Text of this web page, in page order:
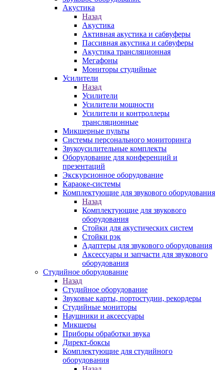
Акустика
Назад
Акустика
Активная акустика и сабвуферы
Пассивная акустика и сабвуферы
Акустика трансляционная
Мегафоны
Мониторы студийные
Усилители
Назад
Усилители
Усилители мощности
Усилители и контроллеры
трансляционные
Микшерные пульты
Системы персонального мониторинга
Звукоусилительные комплекты
Оборудование для конференций и
презентаций
Экскурсионное оборудование
Караоке-системы
Комплектующие для звукового оборудования
Назад
Комплектующие для звукового
оборудования
Стойки для акустических систем
Стойки рэк
Адаптеры для звукового оборудования
Аксессуары и запчасти для звукового
оборудования
Студийное оборудование
Назад
Студийное оборудование
Звуковые карты, портостудии, рекордеры
Студийные мониторы
Наушники и аксессуары
Микшеры
Приборы обработки звука
Директ-боксы
Комплектующие для студийного
оборудования